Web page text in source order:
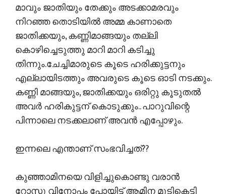
മാവും ജാതിയും തേക്കും അടക്കാമരവും
നിറഞ്ഞ തൊടിയിൽ അമ്മ കാണാതെ
ജാതിക്കയും, കണ്ണിമാങ്ങയും തല്ലി
കൊഴിച്ചെടുത്തു മാറി മാറി കടിച്ചു
തിന്നും.ചേച്ചിമാരുടെ കൂടെ ഹരിക്കുട്ടനും
എല്ലായിടത്തും അവരുടെ കൂടെ ഓടി നടക്കും.
കണ്ണി മാങ്ങയും, ജാതിക്കയും ഒരിറ്റു കൂടുതൽ
അവർ ഹരികുട്ടന് കൊടുക്കും.. പാറുവിന്റെ
പിന്നാലെ നടക്കലാണ് അവൻ എപ്പോഴും.
ഇന്നലെ എന്താണ് സംഭവിച്ചത്??
കുഞ്ഞാമിനയെ വിളിച്ചുകൊണ്ടു വരാൻ